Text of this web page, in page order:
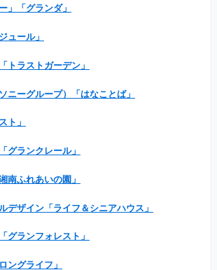
」「グランダ」
ュール」
トラストガーデン」
ニーグループ）「はなことば」
ト」
グランクレール」
南ふれあいの園」
デザイン「ライフ＆シニアハウス」
グランフォレスト」
ングライフ」